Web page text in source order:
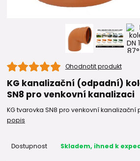
Ohodnotit produkt
KG kanalizační (odpadní)
SN8 pro venkovní kanalizaci
KG tvarovka SN8 pro venkovní kanalizační
popis
Dostupnost Skladem, ihned k